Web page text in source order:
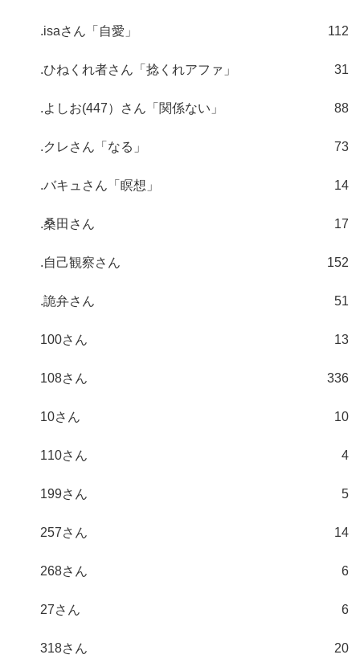
.isaさん「自愛」 112
.ひねくれ者さん「捻くれアファ」 31
.よしお(447）さん「関係ない」 88
.クレさん「なる」 73
.バキュさん「瞑想」 14
.桑田さん 17
.自己観察さん 152
.詭弁さん 51
100さん 13
108さん 336
10さん 10
110さん 4
199さん 5
257さん 14
268さん 6
27さん 6
318さん 20